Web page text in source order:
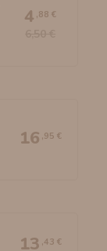
4 ,88 €
16 ,95 €
13 ,43 €